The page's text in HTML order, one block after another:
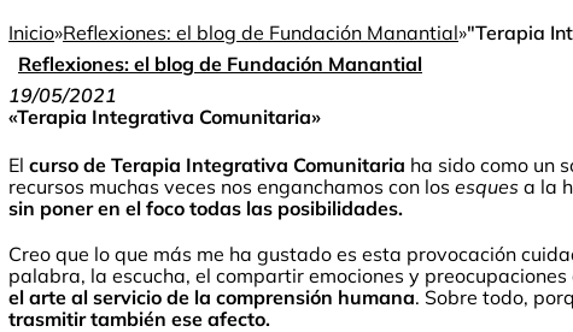
Inicio»Reflexiones: el blog de Fundación Manantial»"Terapia
Reflexiones: el blog de Fundación Manantial
19/05/2021
«Terapia Integrativa Comunitaria»
El curso de Terapia Integrativa Comunitaria ha sido como un
recursos muchas veces nos enganchamos con los esques a la
sin poner en el foco todas las posibilidades.
Creo que lo que más me ha gustado es esta provocación
palabra, la escucha, el compartir emociones y
el arte al servicio de la comprensión humana. Sobre todo,
trasmitir también ese afecto.